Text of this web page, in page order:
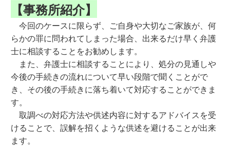
【事務所紹介】
今回のケースに限らず、ご自身や大切なご家族が、何
らかの罪に問われてしまった場合、出来るだけ早く弁護
士に相談することをお勧めします。
また、弁護士に相談することにより、処分の見通しや
今後の手続きの流れについて早い段階で聞くことがで
き、その後の手続きに落ち着いて対応することができま
す。
取調べの対応方法や供述内容に対するアドバイスを受
けることで、誤解を招くような供述を避けることが出来
ます。